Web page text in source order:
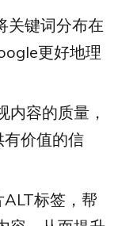
关键词分布在
更好地理
内容的质量，
价值的信
标签，帮